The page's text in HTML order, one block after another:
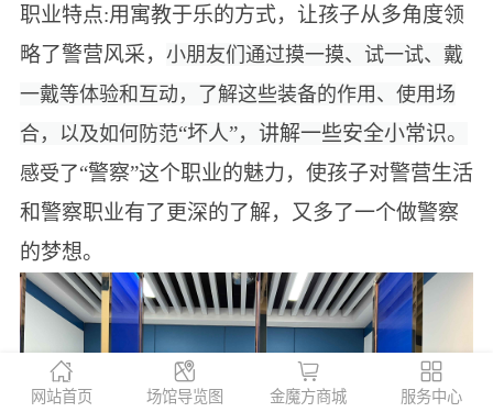
职业特点:用寓教于乐的方式，让孩子从多角度领
略了警营风采， 小朋友们通过摸一摸、试一试、戴
一戴等体验和互动，了解这些装备的作用、使用场
合，以及如何防范“坏人”，讲解一些安全小常识。
感受了“警察”这个职业的魅力，使孩子对警营生活
和警察职业有了更深的了解，又多了一个做警察
的梦想。
网站首页 场馆导览图 金魔方商城 服务中心